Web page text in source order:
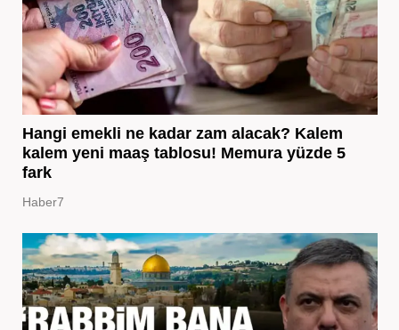
Hangi emekli ne kadar zam alacak? Kalem
kalem yeni maaş tablosu! Memura yüzde 5
fark
Haber7